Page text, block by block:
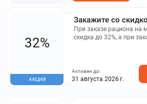
Закажите со
При заказе рациона на
скидка до 32%, а при
32%
АКЦИЯ
Активен до:
31 августа 2026 г.